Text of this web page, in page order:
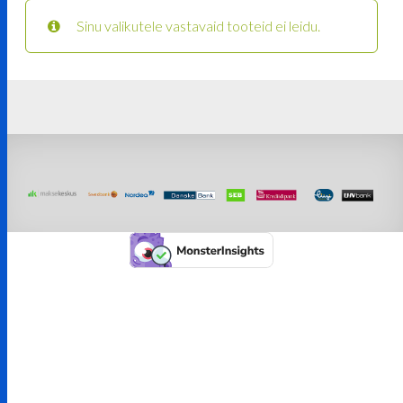
Sinu valikutele vastavaid tooteid ei leidu.